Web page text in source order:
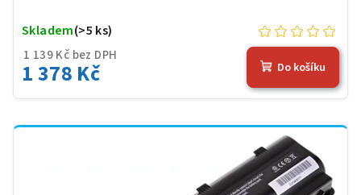
1 139 Kč bez DPH
1 378 Kč
Skladem(>5 ks)
Do košíku